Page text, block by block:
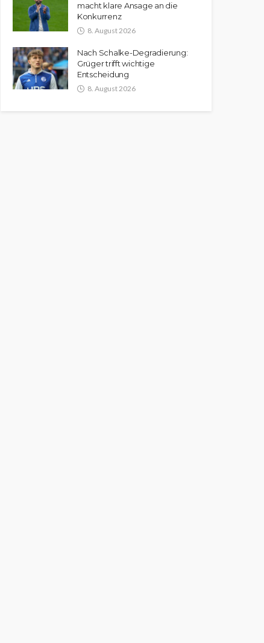
macht klare Ansage an die
Konkurrenz
8. August 2026
Nach Schalke-Degradierung:
Grüger trifft wichtige
Entscheidung
8. August 2026